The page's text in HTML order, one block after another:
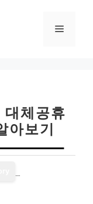
메
체공휴
아보기